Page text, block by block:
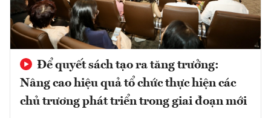
Để quyết sách tạo ra tăng trưởng:
Nâng cao hiệu quả tổ chức thực hiện các
chủ trương phát triển trong giai đoạn mới